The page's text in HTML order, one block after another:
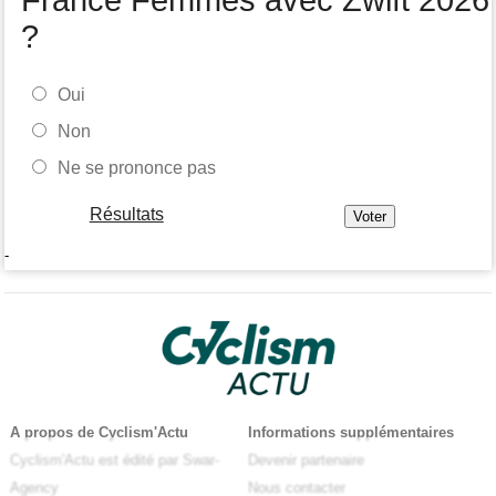
?
Oui
Non
Ne se prononce pas
Résultats
-
A propos de Cyclism'Actu
Cyclism'Actu est édité par Swar-
Agency
Informations supplémentaires
Devenir partenaire
Nous contacter